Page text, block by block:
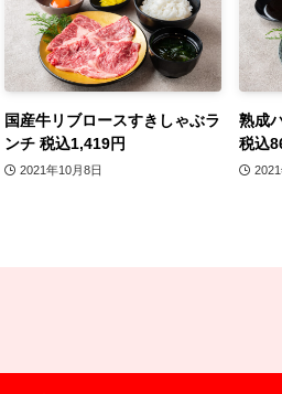
国産牛リブロースすきしゃぶラ
ンチ 税込1,419円
2021年10月8日
熟成
税込